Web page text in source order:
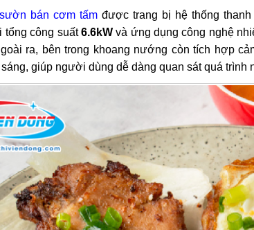
bán cơm tấmđược trang bị hệ thống
tổng công suất6.6kWvà ứng dụng công nghệ
ra, bên trong khoang nướng còn tích hợp
giúp người dùng dễ dàng quan sát quá trình